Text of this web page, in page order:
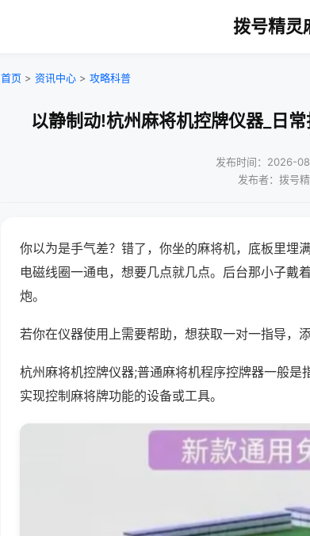
拨号精灵
首页 > 资讯中心 > 攻略科普
以静制动!杭州麻将机控牌仪器_日
发布时间：2026-
发布者：拨号
你以为是手气差？错了，你坐的麻将机，底板里埋
电磁线圈一通电，想要几点就几点。后台那小子戴
炮。
若你在仪器使用上需要帮助，想获取一对一指导，
杭州麻将机控牌仪器;普通麻将机程序控牌器一般
实现控制麻将牌功能的设备或工具。